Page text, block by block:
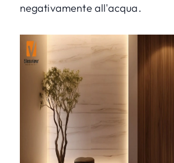
negativamente all'acqua.